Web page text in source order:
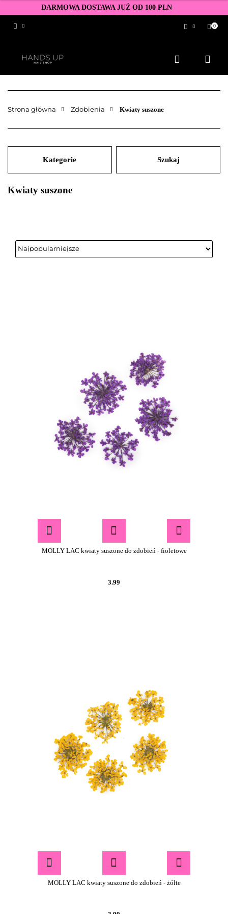
DARMOWA DOSTAWA JUŻ OD 100 PLN
Zarejestruj się
Dodaj zgłoszenie
Zgody cookies
0
Strona główna Zdobienia Kwiaty suszone
Kategorie Szukaj
Kwiaty suszone
MOLLY LAC kwiaty suszone do zdobień - fioletowe
3.99
MOLLY LAC kwiaty suszone do zdobień - żółte